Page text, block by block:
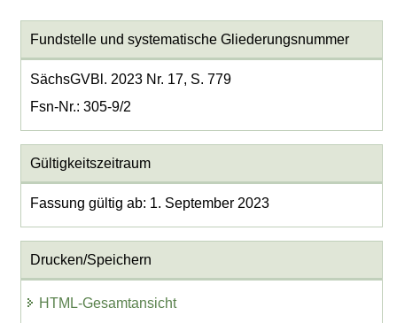
Fundstelle und systematische Gliederungsnummer
SächsGVBl. 2023 Nr. 17, S. 779
Fsn-Nr.: 305-9/2
Gültigkeitszeitraum
Fassung gültig ab: 1. September 2023
Drucken/Speichern
HTML-Gesamtansicht